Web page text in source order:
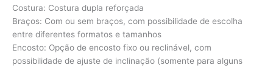
Costura: Costura dupla reforçada
Braços: Com ou sem braços, com possibilidade de escolha
entre diferentes formatos e tamanhos
Encosto: Opção de encosto fixo ou reclinável, com
possibilidade de ajuste de inclinação (somente para alguns